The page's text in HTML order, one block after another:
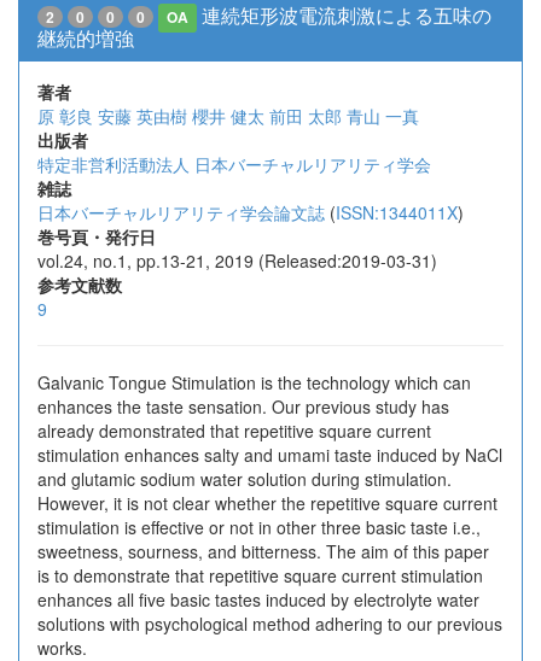
2 0 0 0 OA
連続矩形波電流刺激による五味の
継続的増強
著者
原 彰良 安藤 英由樹 櫻井 健太 前田 太郎 青山 一真
出版者
特定非営利活動法人 日本バーチャルリアリティ学会
雑誌
日本バーチャルリアリティ学会論文誌 (ISSN:1344011X)
巻号頁・発行日
vol.24, no.1, pp.13-21, 2019 (Released:2019-03-31)
参考文献数
9
Galvanic Tongue Stimulation is the technology which can
enhances the taste sensation. Our previous study has
already demonstrated that repetitive square current
stimulation enhances salty and umami taste induced by NaCl
and glutamic sodium water solution during stimulation.
However, it is not clear whether the repetitive square current
stimulation is effective or not in other three basic taste i.e.,
sweetness, sourness, and bitterness. The aim of this paper
is to demonstrate that repetitive square current stimulation
enhances all five basic tastes induced by electrolyte water
solutions with psychological method adhering to our previous
works.